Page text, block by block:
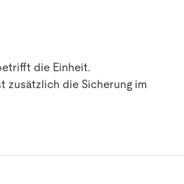
die Einheit.
zusätzlich die Sicherung im